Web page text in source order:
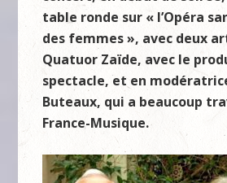
table ronde sur « l’Opéra
des femmes », avec deux
Quatuor Zaïde, avec le
spectacle, et en
Buteaux, qui a beaucoup
France-Musique.